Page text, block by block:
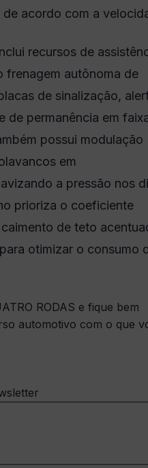
acordo com a
recursos de
frenagem autônoma de
de sinalização,
de permanência em
possui modulação
em
a pressão nos
prioriza o coeficiente
de teto
otimizar o consumo
RODAS e fique bem
automotivo com o que